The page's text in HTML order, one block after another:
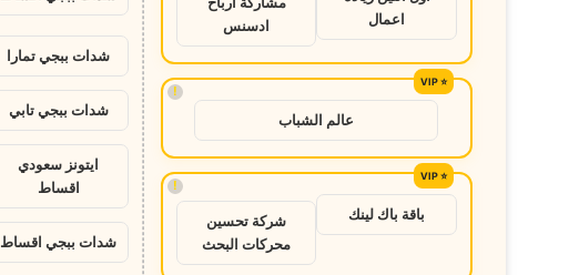
اعمال
ادسنس
!
عالم الشباب
!
باقة باك لينك
شركة تحسين
محركات البحث
شدات ببجي تمارا
شدات ببجي تابي
ايتونز سعودي
اقساط
شدات ببجي اقساط